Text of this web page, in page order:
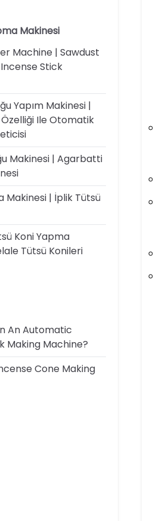
Makinesi
Machine | Sawdust
Stick
Yapım Makinesi |
Ile Otomatik
Makinesi | Agarbatti
Makinesi | İplik Tütsü
Koni Yapma
Tütsü Konileri
An Automatic
Making Machine?
Cone Making